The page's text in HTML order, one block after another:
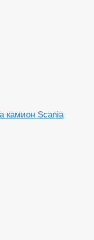
камион Scania